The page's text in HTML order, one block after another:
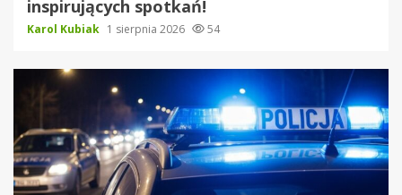
inspirujących spotkań!
Karol Kubiak 1 sierpnia 2026 54